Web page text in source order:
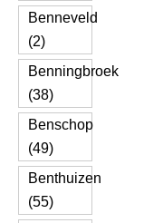
Benneveld
(2)
Benningbroek
(38)
Benschop
(49)
Benthuizen
(55)